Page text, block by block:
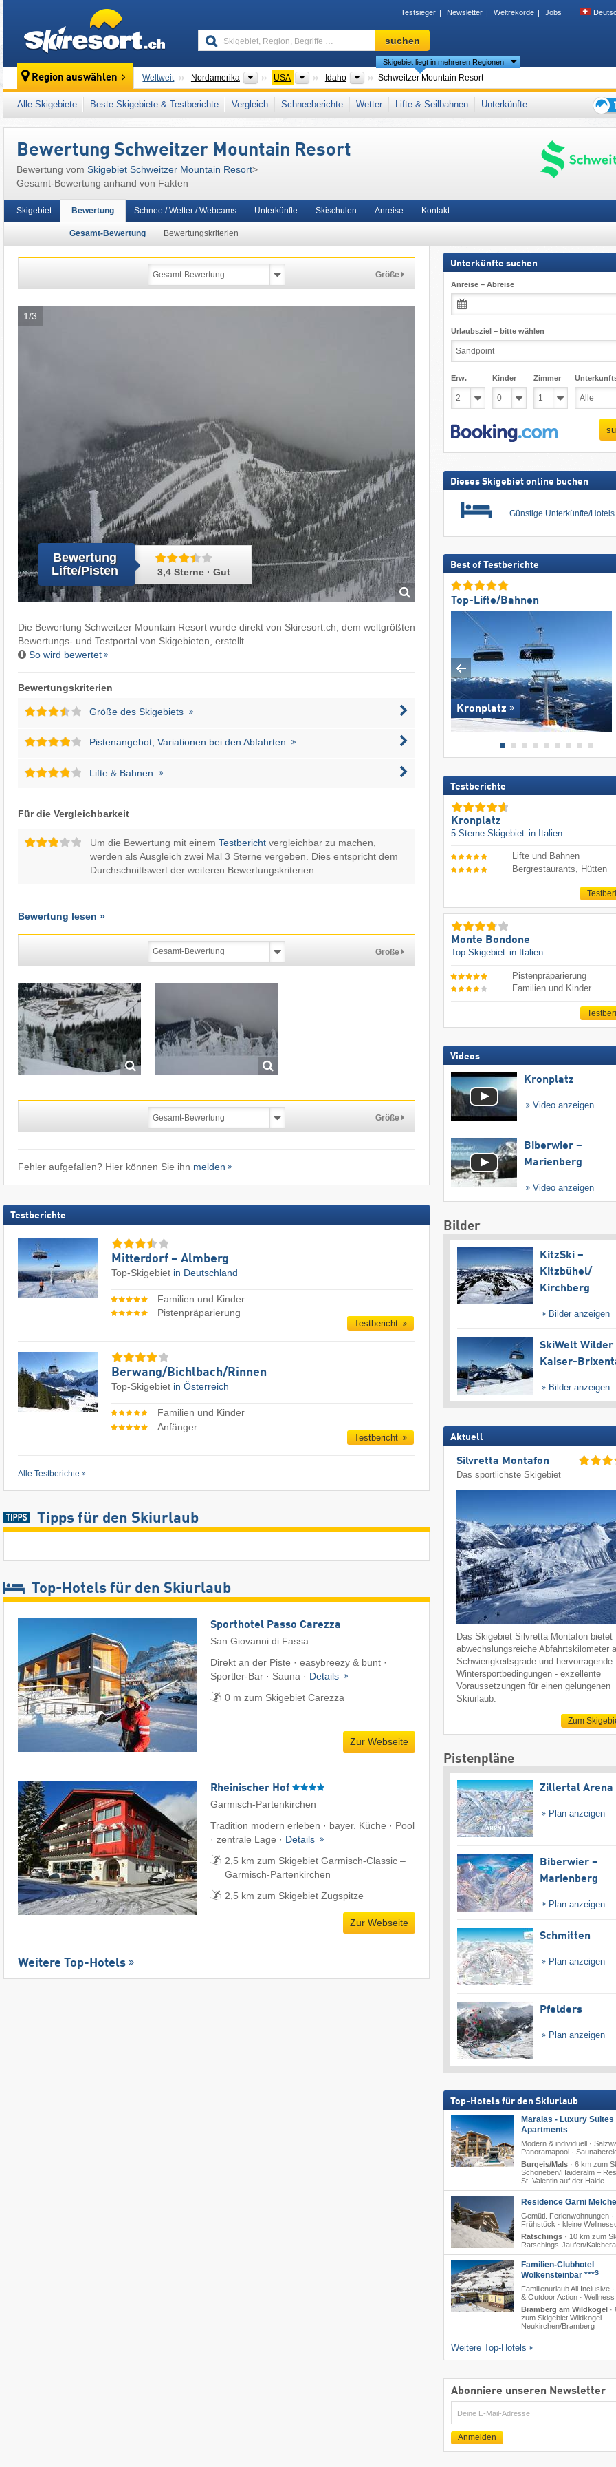
Testsieger Newsletter Weltrekorde Jobs
Skigebiet,
Region,
Begriffe
…
suchen
Region auswählen Weltweit Nordamerika Kontinente
USA LänderIdaho Bundesstaaten
Skigebiet liegt in mehreren Regionen
Schweitzer Mountain Resort
Dieses Skigebiet liegt auch in: Selkirk Mountains , Columbia Mountains Mountain States , Pacific Coast Ranges Ikon Pass,
Alle Skigebiete Beste Skigebiete & Testberichte Vergleich Schneeberichte Wetter Lifte & Seilbahnen
Unterkünfte
Bewertung Schweitzer Mountain Resort
Bewertung vom Skigebiet Schweitzer Mountain Resort>
Gesamt-Bewertung anhand von Fakten
Skigebiet Bewertung
Gesamt-Bewertung Bewertungskriterien
Schnee / Wetter / Webcams Unterkünfte Skischulen Anreise Kontakt
Größe
1/3
Bewertung
Lifte/Pisten
3,4 Sterne · Gut
Die Bewertung Schweitzer Mountain Resort wurde direkt von Skiresort.ch, dem weltgrößten
Bewertungs- und Testportal von Skigebieten, erstellt.
So wird bewertet
Bewertungskriterien
Größe des Skigebiets
Pistenangebot, Variationen bei den Abfahrten
Lifte & Bahnen
Für die Vergleichbarkeit
Um die Bewertung mit einem Testberichtvergleichbar zu machen,
werden als Ausgleich zwei Mal 3 Sterne vergeben. Dies entspricht dem
Durchschnittswert der weiteren Bewertungskriterien.
Bewertung lesen »
Größe
Größe
Fehler aufgefallen? Hier können Sie ihn melden
Testberichte
Mitterdorf – Almberg
Top-Skigebiet in Deutschland
Familien und Kinder
Pistenpräparierung
Testbericht
Berwang/​Bichlbach/​Rinnen
Top-Skigebiet in Österreich
Familien und Kinder
Anfänger
Testbericht
Alle Testberichte
Tipps für den Skiurlaub
Top-Hotels für den Skiurlaub
Sporthotel Passo Carezza
San Giovanni di Fassa
Direkt an der Piste · easybreezy & bunt ·
Sportler-Bar · Sauna · Details
0 m zum Skigebiet Carezza
Zur Webseite
Rheinischer Hof
Garmisch-Partenkirchen
Tradition modern erleben · bayer. Küche · Pool
· zentrale Lage · Details
2,5 km zum Skigebiet Garmisch-Classic –
Garmisch-Partenkirchen
2,5 km zum Skigebiet Zugspitze
Zur Webseite
Weitere Top-Hotels
Unterkünfte suchen
Anreise – Abreise
Urlaubsziel – bitte wählen
Erw. Kinder Zimmer
Dieses Skigebiet online buchen
Günstige Unterkünfte/Hotels
Best of Testberichte
Top-Lifte/Bahnen
Kronplatz
Testberichte
Kronplatz
5-Sterne-Skigebiet in Italien
Lifte und Bahnen
Bergrestaurants, Hütten
Monte Bondone
Top-Skigebiet in Italien
Pistenpräparierung
Familien und Kinder
Videos
Kronplatz
Video anzeigen
Biberwier –
Marienberg
Video anzeigen
Bilder
KitzSki –
Kitzbühel/​
Kirchberg
Bilder anzeigen
SkiWelt Wilder
Kaiser-
Bilder anzeigen
Aktuell
Silvretta Montafon
Das sportlichste Skigebiet
Das Skigebiet Silvretta Montafon bietet
abwechslungsreiche Abfahrtskilometer
Schwierigkeitsgrade und hervorragende
Wintersportbedingungen - exzellente
Voraussetzungen für einen gelungenen
Skiurlaub.
Zum
Pistenpläne
Zillertal Arena
Plan anzeigen
Biberwier –
Marienberg
Plan anzeigen
Schmitten
Plan anzeigen
Pfelders
Plan anzeigen
Top-Hotels für den Skiurlaub
Maraias - Luxury Suites
Apartments
Modern & individuell ·
Panoramapool ·
Burgeis/Mals· 6 km zum
Schöneben/​Haideralm –
St. Valentin auf der Haide
Residence Garni
Gemütl. Ferienwohnungen ·
Frühstück · kleine
Ratschings· 10 km zum
Ratschings-Jaufen/​
Familien-Clubhotel
Wolkensteinbär ***S
Familienurlaub All Inclusive
& Outdoor Action · Wellness
Bramberg am Wildkogel ·
zum Skigebiet Wildkogel –
Neukirchen/​Bramberg
Weitere Top-Hotels
Abonniere unseren Newsletter
E-
Mail
Anmelden